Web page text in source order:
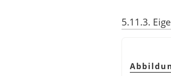
5.11.3.